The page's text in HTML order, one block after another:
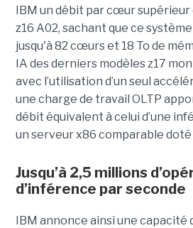
IBM un débit par cœur supérieur
z16 A02, sachant que ce
jusqu'à 82 cœurs et 18 To de
IA des derniers modèles z17
avec l’utilisation d’un seul
une charge de travail OLTP
débit équivalent à celui d’une
un serveur x86 comparable
Jusqu’à 2,5 millions
d’inférence par seconde
IBM annonce ainsi une